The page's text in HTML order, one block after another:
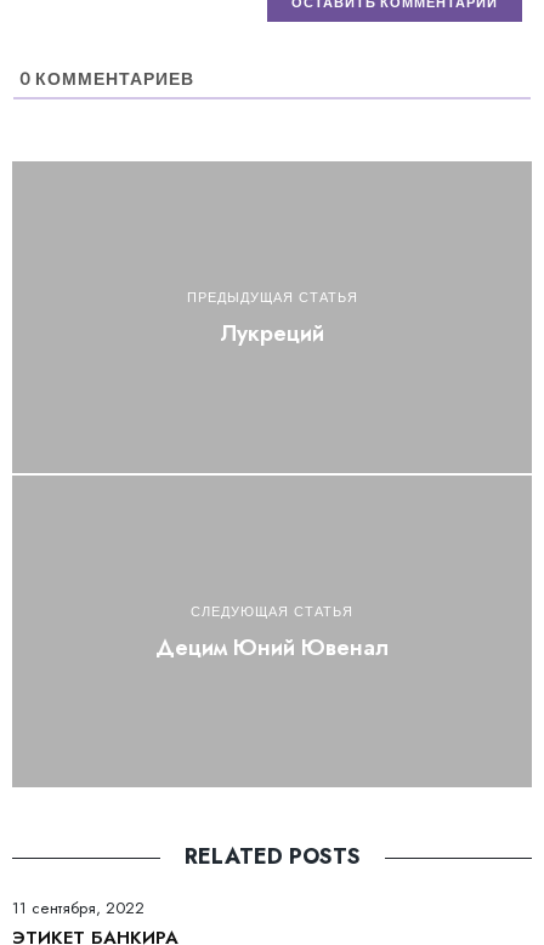
0 КОММЕНТАРИЕВ
ПРЕДЫДУЩАЯ СТАТЬЯ
Лукреций
СЛЕДУЮЩАЯ СТАТЬЯ
Децим Юний Ювенал
RELATED POSTS
11 сентября, 2022
ЭТИКЕТ БАНКИРА